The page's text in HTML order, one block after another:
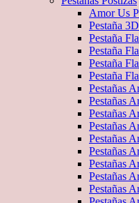
Amor Us
Pestaña
Pestaña
Pestaña
Pestaña
Pestaña
Pestañas
Pestañas
Pestañas
Pestañas
Pestañas
Pestañas
Pestañas
Pestañas
Pestañas